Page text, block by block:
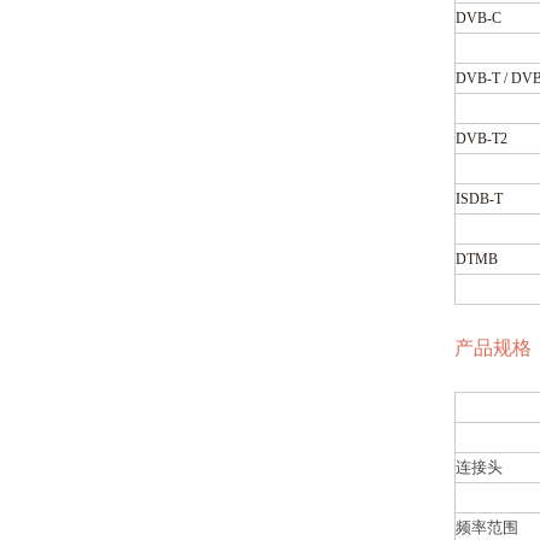
DVB-C
DVB-T /
DVB-T2
ISDB-T
DTMB
产品规格
连接头
频率范围